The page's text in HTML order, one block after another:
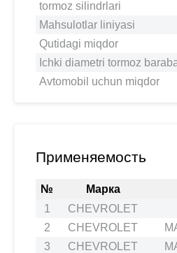
tormoz silindrlari
Mahsulotlar liniyasi
Qutidagi miqdor
Ichki diametri tormoz
Avtomobil uchun miqdor
Применяемость
№ Марка
1
CHEVROLET
2
CHEVROLET
3
CHEVROLET